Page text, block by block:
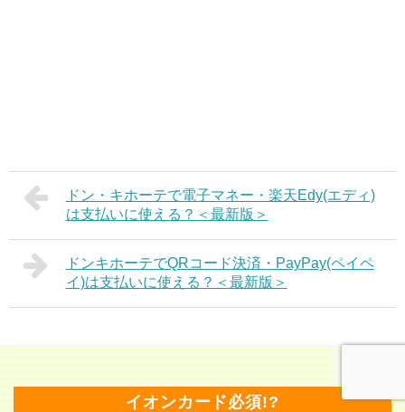
ドン・キホーテで電子マネー・楽天Edy(エディ)
は支払いに使える？＜最新版＞
ドンキホーテでQRコード決済・PayPay(ペイペ
イ)は支払いに使える？＜最新版＞
イオンカード必須!?